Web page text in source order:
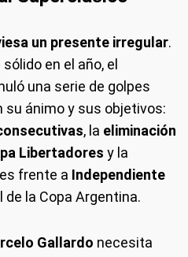
un presente irregular.
en el año, el
una serie de golpes
su ánimo y sus objetivos:
, la eliminación
Libertadores y la
frente a Independiente
de la Copa Argentina.
Gallardo necesita